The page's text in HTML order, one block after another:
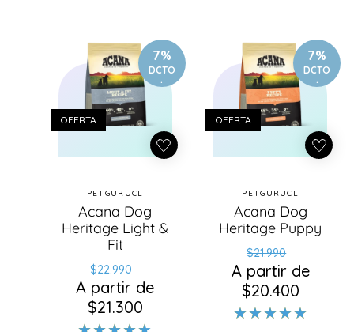
7%
DCTO
.
OFERTA
Proveedor:
PETGURUCL
Acana Dog
Heritage Light &
Fit
Precio
habitual
$22.990Precio
de
oferta
A partir de
$21.300
7%
DCTO
.
OFERTA
Proveedor:
PETGURUCL
Acana Dog
Heritage Puppy
Precio
habitual
$21.990Precio
de
oferta
A partir de
$20.400